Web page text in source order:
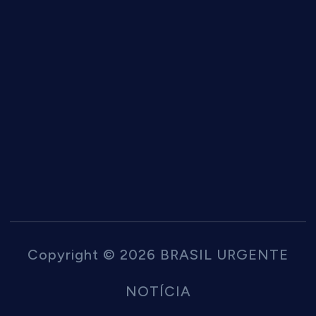
Copyright © 2026 BRASIL URGENTE
NOTÍCIA